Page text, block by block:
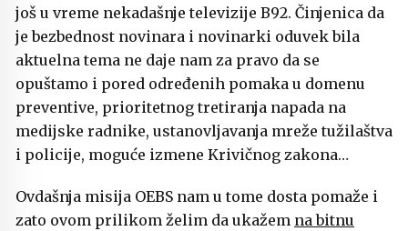
još u vreme nekadašnje televizije B92. Činjenica da
je bezbednost novinara i novinarki oduvek bila
aktuelna tema ne daje nam za pravo da se
opuštamo i pored određenih pomaka u domenu
preventive, prioritetnog tretiranja napada na
medijske radnike, ustanovljavanja mreže tužilaštva
i policije, moguće izmene Krivičnog zakona…
Ovdašnja misija OEBS nam u tome dosta pomaže i
zato ovom prilikom želim da ukažem na bitnu